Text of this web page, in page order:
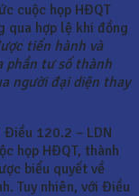
cuộc họp HĐQT
qua hợp lệ khi đồng
tiến hành và
phần tư số thành
người đại diện thay
120.2 – LDN
họp HĐQT, thành
biểu quyết về
Tuy nhiên, với Điều